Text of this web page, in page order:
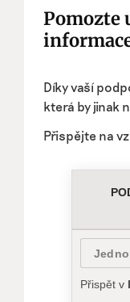
Pomozte
Díky vaší
která by jinak
Přispějte na